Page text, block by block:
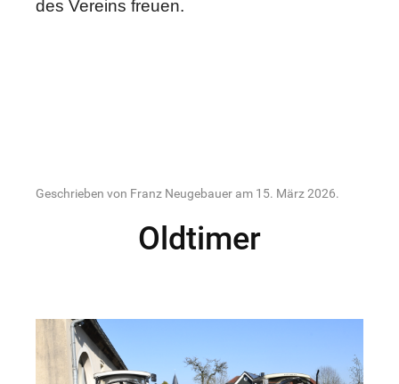
des Vereins freuen.
Geschrieben von Franz Neugebauer am 15. März 2026.
Oldtimer